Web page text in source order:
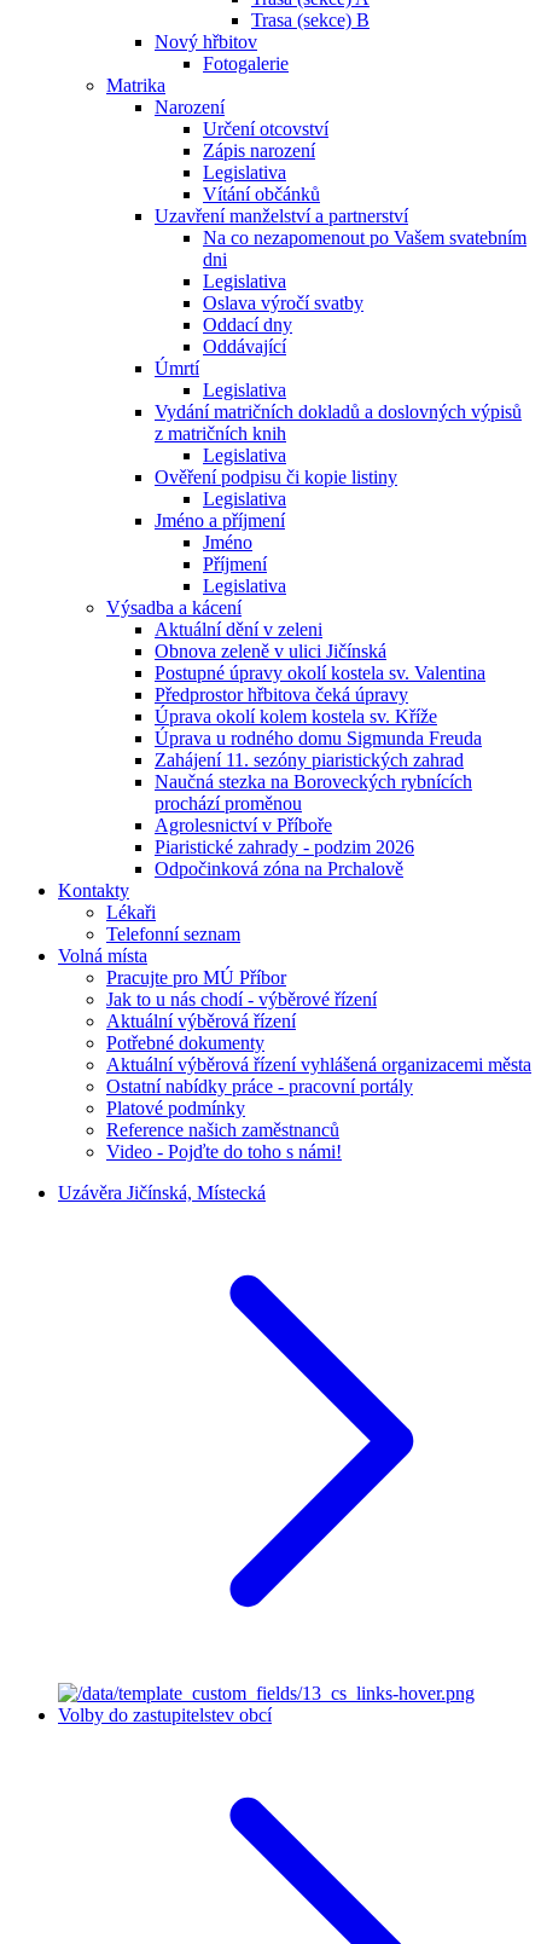
Trasa (sekce) B
Nový hřbitov
Fotogalerie
Matrika
Narození
Určení otcovství
Zápis narození
Legislativa
Vítání občánků
Uzavření manželství a partnerství
Na co nezapomenout po Vašem svatebním
dni
Legislativa
Oslava výročí svatby
Oddací dny
Oddávající
Úmrtí
Legislativa
Vydání matričních dokladů a doslovných výpisů
z matričních knih
Legislativa
Ověření podpisu či kopie listiny
Legislativa
Jméno a příjmení
Jméno
Příjmení
Legislativa
Výsadba a kácení
Aktuální dění v zeleni
Obnova zeleně v ulici Jičínská
Postupné úpravy okolí kostela sv. Valentina
Předprostor hřbitova čeká úpravy
Úprava okolí kolem kostela sv. Kříže
Úprava u rodného domu Sigmunda Freuda
Zahájení 11. sezóny piaristických zahrad
Naučná stezka na Boroveckých rybnících
prochází proměnou
Agrolesnictví v Příboře
Piaristické zahrady - podzim 2026
Odpočinková zóna na Prchalově
Kontakty
Lékaři
Telefonní seznam
Volná místa
Pracujte pro MÚ Příbor
Jak to u nás chodí - výběrové řízení
Aktuální výběrová řízení
Potřebné dokumenty
Aktuální výběrová řízení vyhlášená organizacemi města
Ostatní nabídky práce - pracovní portály
Platové podmínky
Reference našich zaměstnanců
Video - Pojďte do toho s námi!
Uzávěra Jičínská, Místecká
Volby do zastupitelstev obcí